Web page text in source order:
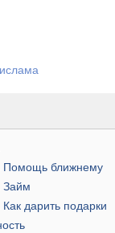
Помощь ближнему
Займ
дарить подарки